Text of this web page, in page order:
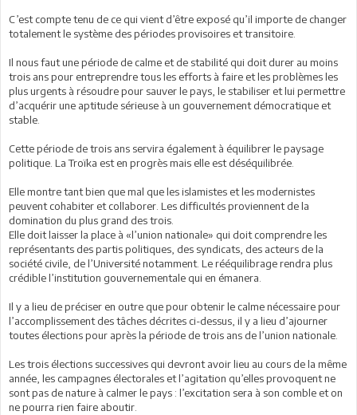
C’est compte tenu de ce qui vient d’être exposé qu’il importe de changer
totalement le système des périodes provisoires et transitoire.
Il nous faut une période de calme et de stabilité qui doit durer au moins
trois ans pour entreprendre tous les efforts à faire et les problèmes les
plus urgents à résoudre pour sauver le pays, le stabiliser et lui permettre
d’acquérir une aptitude sérieuse à un gouvernement démocratique et
stable.
Cette période de trois ans servira également à équilibrer le paysage
politique. La Troïka est en progrès mais elle est déséquilibrée.
Elle montre tant bien que mal que les islamistes et les modernistes
peuvent cohabiter et collaborer. Les difficultés proviennent de la
domination du plus grand des trois.
Elle doit laisser la place à «l’union nationale» qui doit comprendre les
représentants des partis politiques, des syndicats, des acteurs de la
société civile, de l’Université notamment. Le rééquilibrage rendra plus
crédible l’institution gouvernementale qui en émanera.
Il y a lieu de préciser en outre que pour obtenir le calme nécessaire pour
l’accomplissement des tâches décrites ci-dessus, il y a lieu d’ajourner
toutes élections pour après la période de trois ans de l’union nationale.
Les trois élections successives qui devront avoir lieu au cours de la même
année, les campagnes électorales et l’agitation qu’elles provoquent ne
sont pas de nature à calmer le pays : l’excitation sera à son comble et on
ne pourra rien faire aboutir.